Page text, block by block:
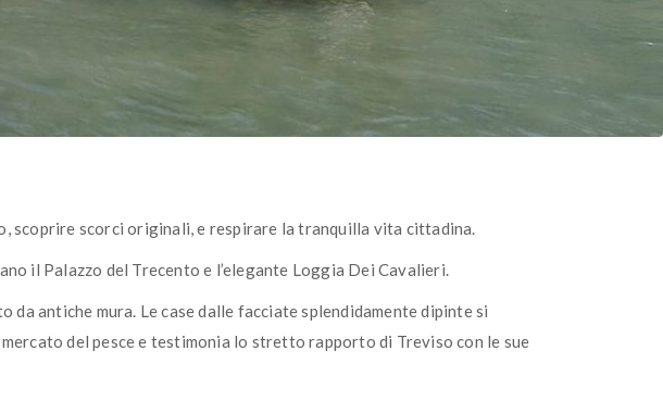
scoprire scorci originali, e respirare la tranquilla vita cittadina.
il Palazzo del Trecento e l’elegante Loggia Dei Cavalieri.
antiche mura. Le case dalle facciate splendidamente dipinte si
del pesce e testimonia lo stretto rapporto di Treviso con le sue